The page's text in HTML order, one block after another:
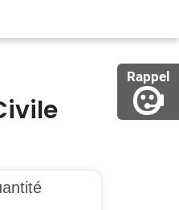
Rappel